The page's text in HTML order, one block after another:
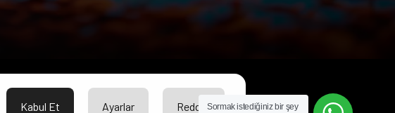
Kabul Et Ayarlar ReddetSormak istediğiniz bir şey